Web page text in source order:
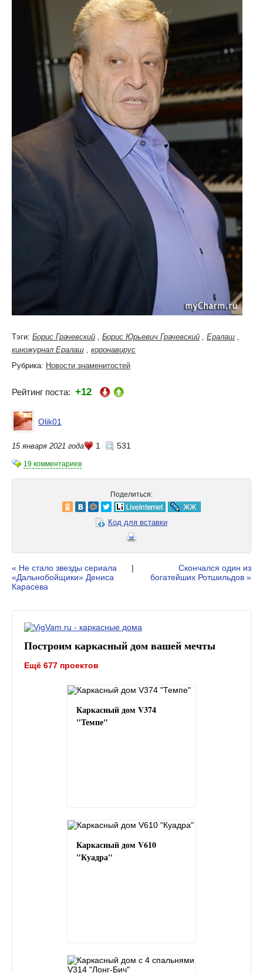
Тэги: Борис Грачевский Борис Юрьевич Грачевский Ералаш
киножурнал Ералаш
коронавирус
Рубрика: Новости знаменитостей
Рейтинг поста: +12
Olik01
15 января 2021 года 1 531
19 комментариев
Поделиться:
Код для вставки
« Не стало звезды сериала
«Дальнобойщики» Дениса
Карасева
|
Скончался один из
богатейших Ротшильдов »
Построим каркасный дом вашей мечты
Ещё 677 проектов
Каркасный дом V374
"Темпе"
Каркасный дом V610
"Куадра"